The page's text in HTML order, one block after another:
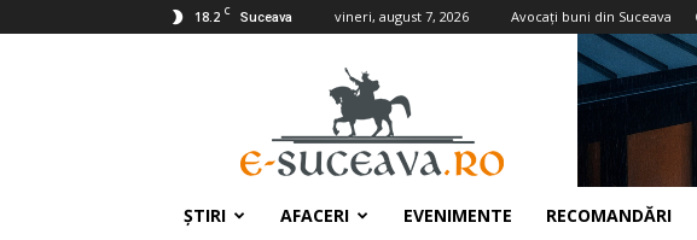
18.2 C Suceava vineri, august 7, 2026 Avocaţi buni din Suceava
ŞTIRI AFACERI EVENIMENTE RECOMANDĂRI